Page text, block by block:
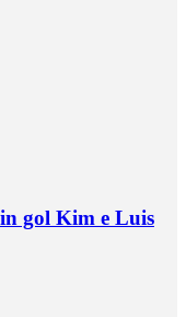
gol Kim e Luis